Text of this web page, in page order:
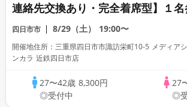
連絡先交換あり・完全着席型】１名
数・初参加も大歓迎☆
四日市市 8/29（土） 19:00〜
開催地住所：三重県四日市市諏訪栄町10-5 メディア
ンカラ 近鉄四日市店
27〜42歳 8,300円
◎受付中
27
◎